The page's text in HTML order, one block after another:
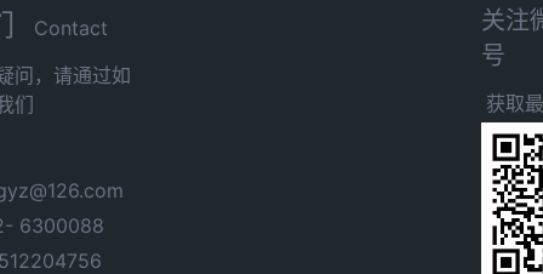
Contact
问，请通过如
们
6300088
关注
号
获取